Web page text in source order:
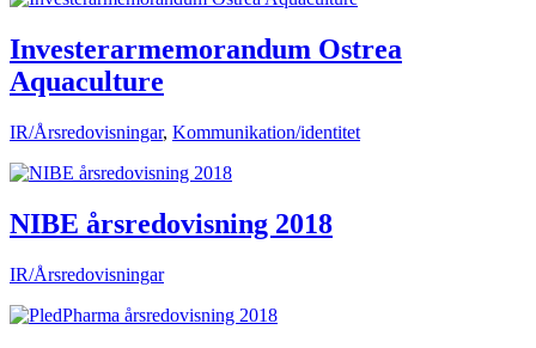
Investerarmemorandum Ostrea
Aquaculture
IR/Årsredovisningar, Kommunikation/identitet
NIBE årsredovisning 2018
IR/Årsredovisningar